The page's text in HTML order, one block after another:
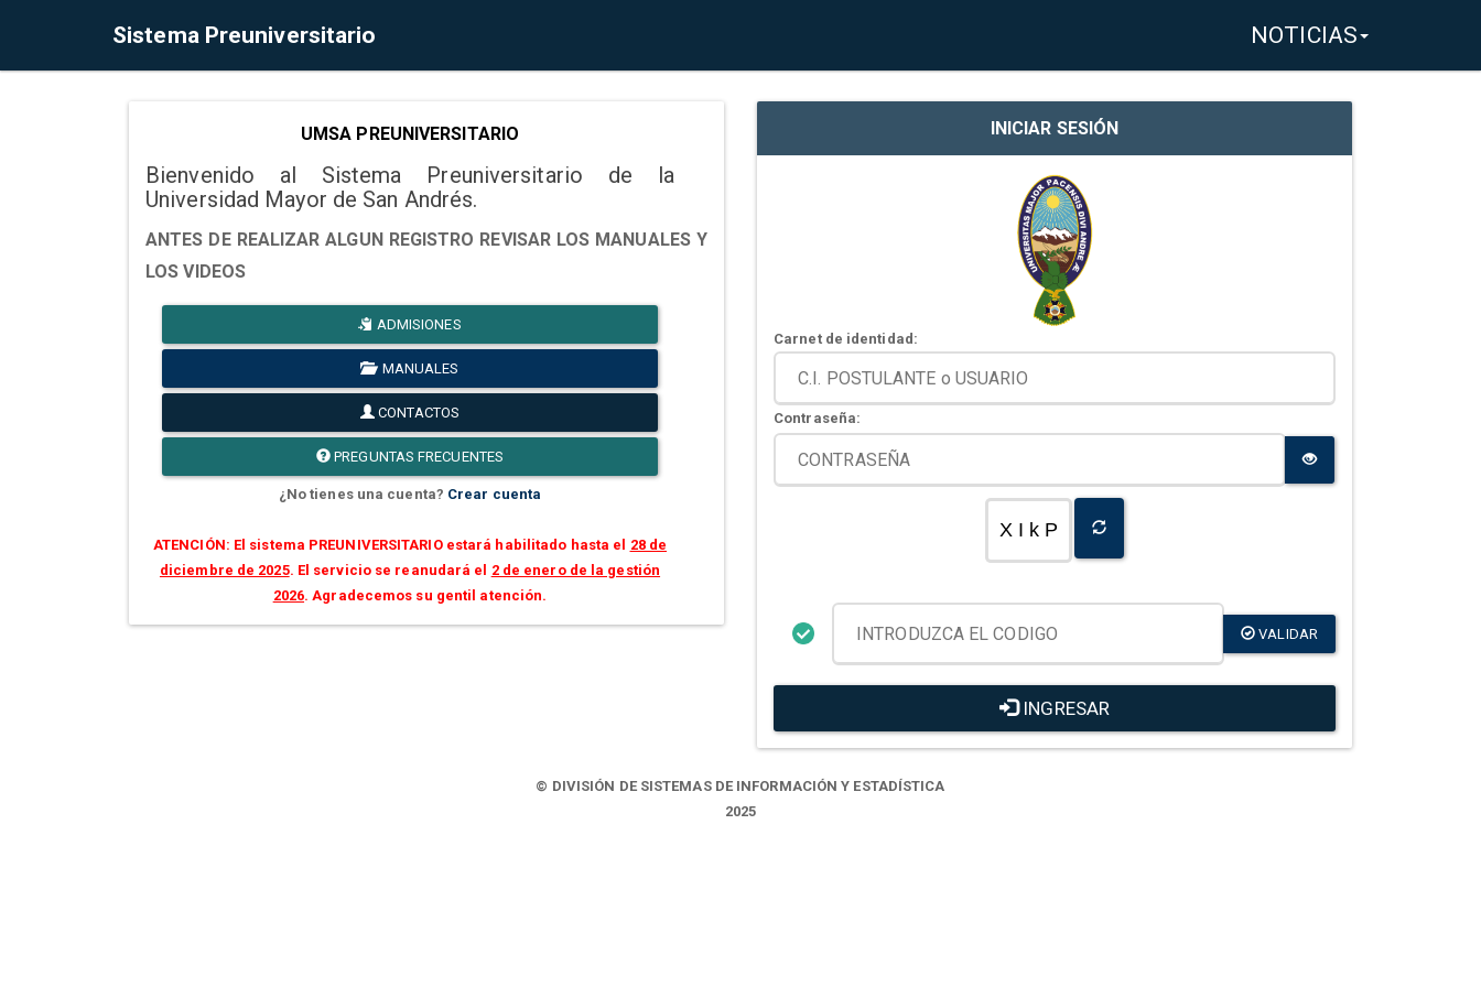
Sistema Preuniversitario NOTICIAS
UMSA PREUNIVERSITARIO
Bienvenido al Sistema Preuniversitario de la
Universidad Mayor de San Andrés.
ANTES DE REALIZAR ALGUN REGISTRO REVISAR LOS MANUALES Y
LOS VIDEOS
ADMISIONES
MANUALES
CONTACTOS
PREGUNTAS FRECUENTES
¿No tienes una cuenta? Crear cuenta
ATENCIÓN: El sistema PREUNIVERSITARIO estará habilitado hasta el 28 de
diciembre de 2025. El servicio se reanudará el 2 de enero de la gestión
2026. Agradecemos su gentil atención.
INICIAR SESIÓN
Carnet de identidad:
Contraseña:
X I k P
VALIDAR
INGRESAR
© DIVISIÓN DE SISTEMAS DE INFORMACIÓN Y ESTADÍSTICA
2025